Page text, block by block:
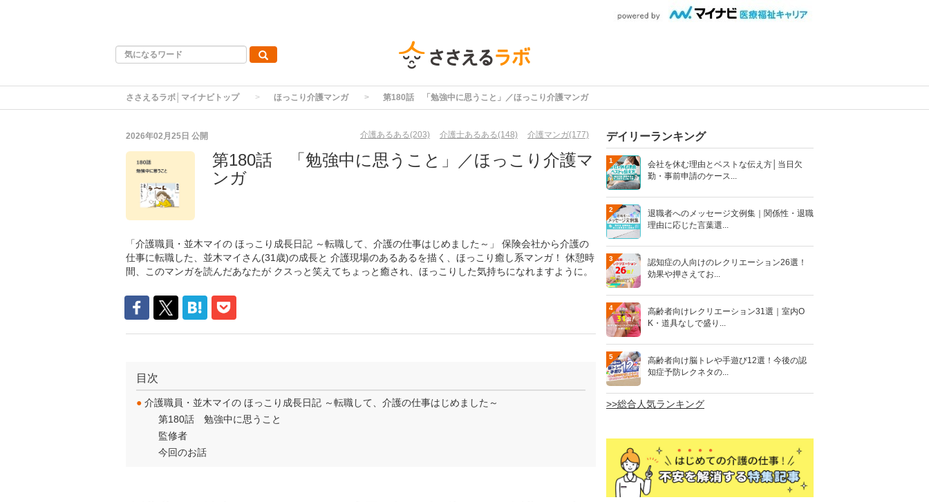
ささえるラボ│マイナビトップ ほっこり介護マンガ 第180話 「勉強中に思うこと」／ほっこり介護マンガ
2026年02月25日 公開 介護あるある(203) 介護士あるある(148) 介護マンガ(177)
第180話 「勉強中に思うこと」／ほっこり介護マ
ンガ
「介護職員・並木マイの ほっこり成長日記 ～転職して、介護の仕事はじめました～」 保険会社から介護の
仕事に転職した、並木マイさん(31歳)の成長と 介護現場のあるあるを描く、ほっこり癒し系マンガ！ 休憩時
間、このマンガを読んだあなたが クスっと笑えてちょっと癒され、ほっこりした気持ちになれますように。
目次
● 介護職員・並木マイの ほっこり成長日記 ～転職して、介護の仕事はじめました～
第180話 勉強中に思うこと
監修者
今回のお話
デイリーランキング
1
会社を休む理由とベストな伝え方│当日欠
勤・事前申請のケース...
2
退職者へのメッセージ文例集｜関係性・退職
理由に応じた言葉選...
3
認知症の人向けのレクリエーション26選！
効果や押さえてお...
4
高齢者向けレクリエーション31選｜室内O
K・道具なしで盛り...
5
高齢者向け脳トレや手遊び12選！今後の認
知症予防レクネタの...
>>総合人気ランキング